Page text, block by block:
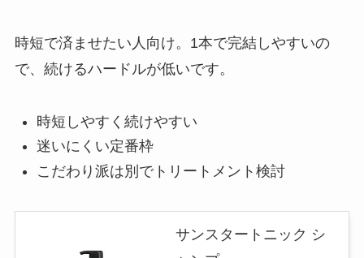
時短で済ませたい人向け。1本で完結しやすいの
で、続けるハードルが低いです。
時短しやすく続けやすい
迷いにくい定番枠
こだわり派は別でトリートメント検討
サンスタートニック シ